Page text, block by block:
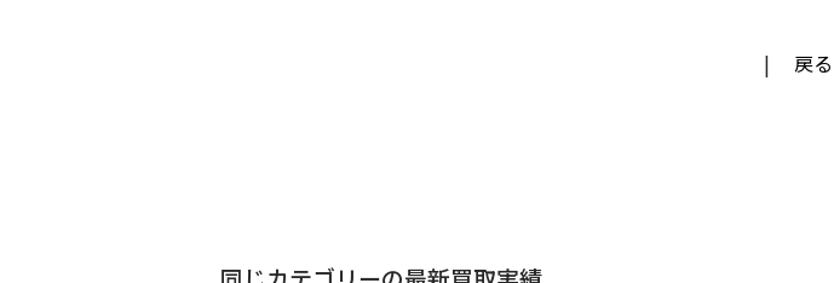
戻る